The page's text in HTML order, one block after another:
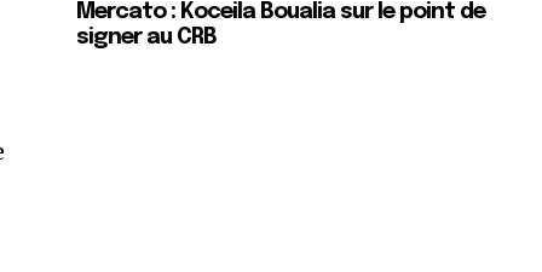
Mercato : Koceila Boualia sur le point de
signer au CRB